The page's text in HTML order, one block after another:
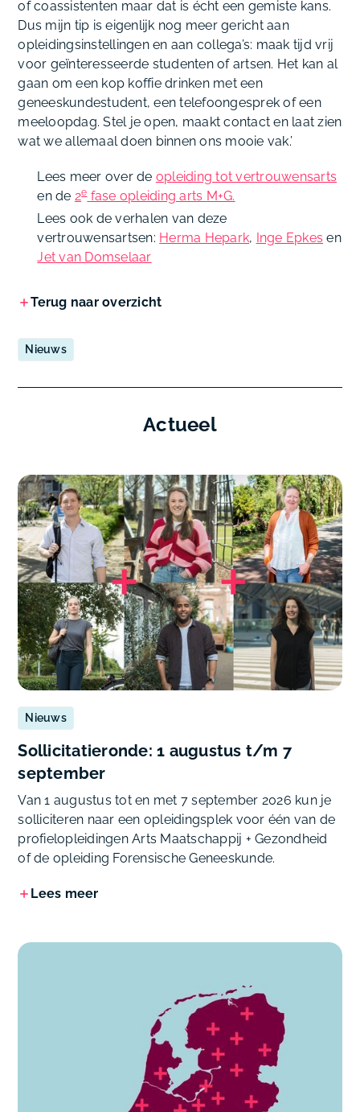
of coassistenten maar dat is écht een gemiste kans.
Dus mijn tip is eigenlijk nog meer gericht aan
opleidingsinstellingen en aan collega’s: maak tijd vrij
voor geïnteresseerde studenten of artsen. Het kan al
gaan om een kop koffie drinken met een
geneeskundestudent, een telefoongesprek of een
meeloopdag. Stel je open, maakt contact en laat zien
wat we allemaal doen binnen ons mooie vak.’
Lees meer over de opleiding tot vertrouwensarts
en de 2efase opleiding arts M+G.
Lees ook de verhalen van deze
vertrouwensartsen: Herma Hepark, Inge Epkes en
Jet van Domselaar
Terug naar overzicht
Nieuws
Actueel
Nieuws
Sollicitatieronde: 1 augustus t/m 7
september
Van 1 augustus tot en met 7 september 2026 kun je
solliciteren naar een opleidingsplek voor één van de
profielopleidingen Arts Maatschappij + Gezondheid
of de opleiding Forensische Geneeskunde.
Lees meer